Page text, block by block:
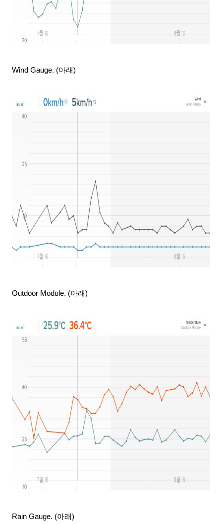
Wind Gauge. (아래)
Outdoor Module. (아래)
Rain Gauge. (아래)